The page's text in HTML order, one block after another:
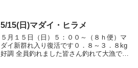
5/15(日)マダイ・ヒラメ
５月１５日（日）５：００～（８ｈ便）マ
ダイ新群れ入り復活です０．８～３．８kg
好調 全員釣れました皆さん釣れて大漁でし